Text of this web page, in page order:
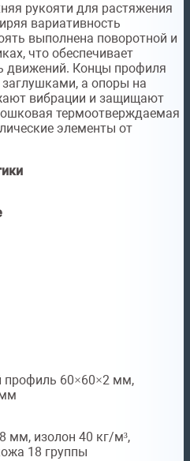
рукояти для растяжения
вариативность
выполнена поворотной и
что обеспечивает
движений. Концы профиля
а опоры на
вибрации и защищают
термоотверждаемая
элементы от
профиль 60×60×2 мм,
мм, изолон 40 кг/м³,
18 группы